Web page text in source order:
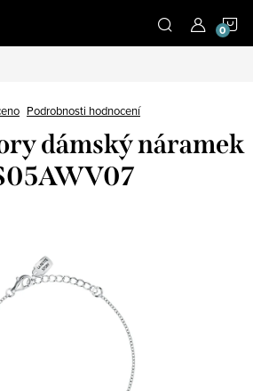
Podrobnosti hodnocení
dámský náramek